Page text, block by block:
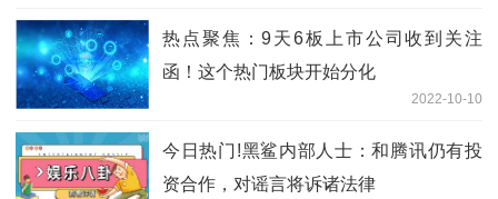
热点聚焦：9天6板上市公司收到关注
函！这个热门板块开始分化
2022-10-10
今日热门!黑鲨内部人士：和腾讯仍有投
资合作，对谣言将诉诸法律